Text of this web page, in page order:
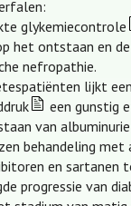
glykemiecontrole
het ontstaan en de
nefropathie.
lijkt
een gunstig
van
behandeling met
en sartanen
progressie van